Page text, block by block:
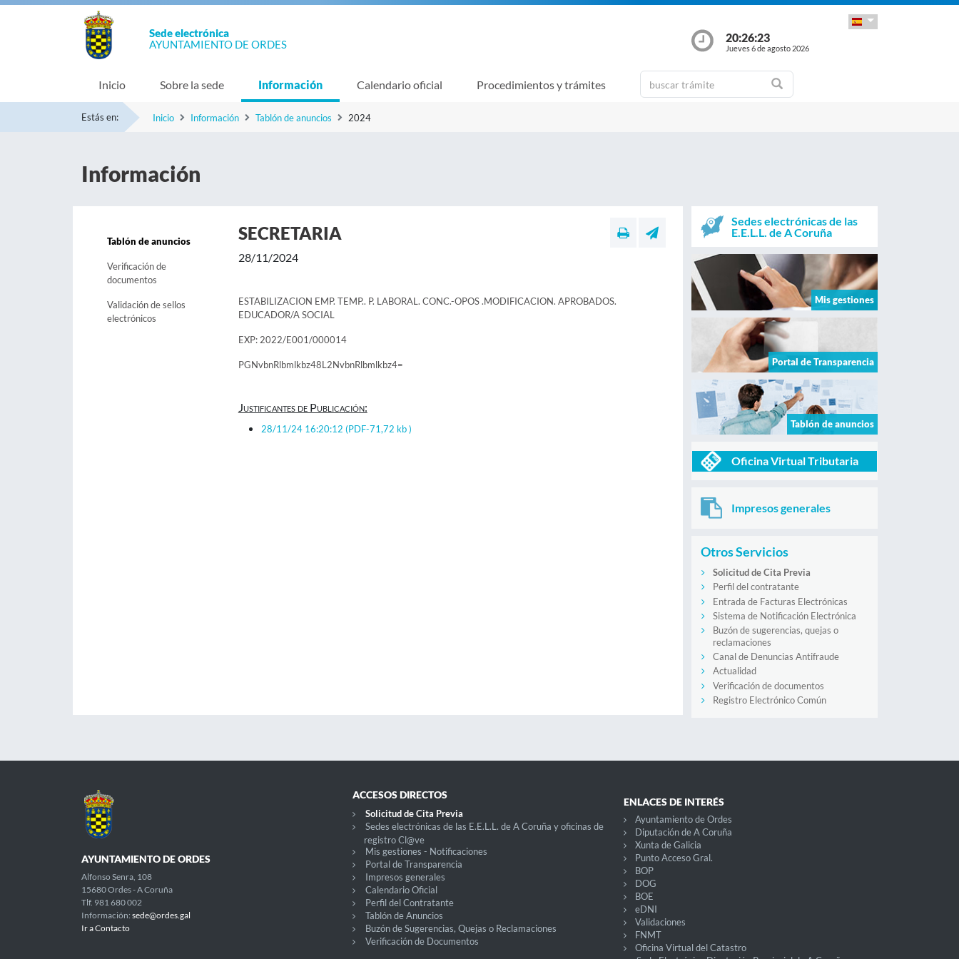
Sede electrónica
AYUNTAMIENTO DE ORDES
20:26:23
Jueves 6 de agosto 2026
Inicio Sobre la sede Información Calendario oficial Procedimientos y trámites
Estás en: Inicio Información Tablón de anuncios 2024
Información
Tablón de anuncios
Verificación de
documentos
Validación de sellos
electrónicos
SECRETARIA
28/11/2024
ESTABILIZACION EMP. TEMP.. P. LABORAL. CONC.-OPOS .MODIFICACION. APROBADOS.
EDUCADOR/A SOCIAL
EXP: 2022/E001/000014
PGNvbnRlbmlkbz48L2NvbnRlbmlkbz4=
Justificantes de Publicación:
28/11/24 16:20:12 (PDF-71,72 kb )
Sedes electrónicas de las
E.E.L.L. de A Coruña
Mis gestiones
Portal de Transparencia
Tablón de anuncios
Oficina Virtual Tributaria
Impresos generales
Otros Servicios
Solicitud de Cita Previa
Perfil del contratante
Entrada de Facturas Electrónicas
Sistema de Notificación Electrónica
Buzón de sugerencias, quejas o
reclamaciones
Canal de Denuncias Antifraude
Actualidad
Verificación de documentos
Registro Electrónico Común
AYUNTAMIENTO DE ORDES
Alfonso Senra, 108
15680 Ordes - A Coruña
Tlf. 981 680 002
Información: sede@ordes.gal
Ir a Contacto
ACCESOS DIRECTOS
Solicitud de Cita Previa
Sedes electrónicas de las E.E.L.L. de A Coruña y oficinas de
registro Cl@ve
Mis gestiones - Notificaciones
Portal de Transparencia
Impresos generales
Calendario Oficial
Perfil del Contratante
Tablón de Anuncios
Buzón de Sugerencias, Quejas o Reclamaciones
Verificación de Documentos
ENLACES DE INTERÉS
Ayuntamiento de Ordes
Diputación de A Coruña
Xunta de Galicia
Punto Acceso Gral.
BOP
DOG
BOE
eDNI
Validaciones
FNMT
Oficina Virtual del Catastro